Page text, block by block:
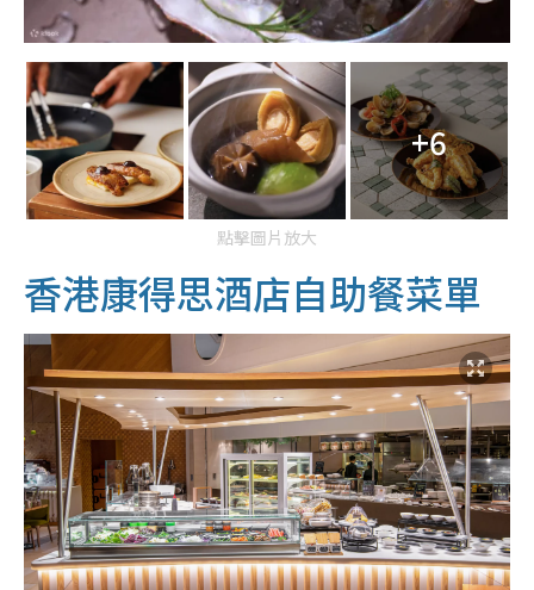
+6
點擊圖片放大
香港康得思酒店自助餐菜單